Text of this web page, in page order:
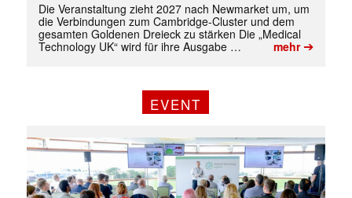
Die Veranstaltung zieht 2027 nach Newmarket um, um
die Verbindungen zum Cambridge-Cluster und dem
gesamten Goldenen Dreieck zu stärken Die „Medical
Technology UK“ wird für ihre Ausgabe …
mehr➔
EVENT